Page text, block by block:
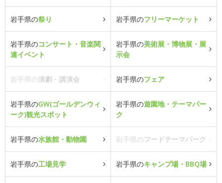
岩手県の祭り 岩手県のフリーマーケット
岩手県のコンサート・音楽関
連イベント
岩手県の美術展・博物展・展
示会
岩手県の演劇・講演会 岩手県のフェア
岩手県のGW(ゴールデンウィ
ーク)観光スポット
岩手県の遊園地・テーマパー
ク
岩手県の水族館・動物園 岩手県のフードテーマパーク
岩手県の工場見学 岩手県のキャンプ場・BBQ場